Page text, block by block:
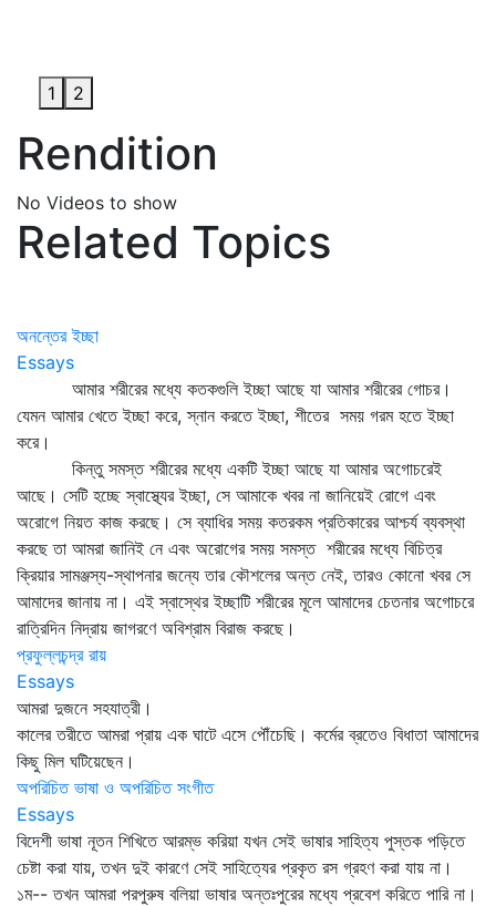
1 2
Rendition
No Videos to show
Related Topics
অনন্তের ইচ্ছা
Essays
আমার শরীরের মধ্যে কতকগুলি ইচ্ছা আছে যা আমার শরীরের গোচর।
যেমন আমার খেতে ইচ্ছা করে, স্নান করতে ইচ্ছা, শীতের সময় গরম হতে ইচ্ছা
করে।
কিন্তু সমস্ত শরীরের মধ্যে একটি ইচ্ছা আছে যা আমার অগোচরেই
আছে। সেটি হচ্ছে স্বাস্থ্যের ইচ্ছা, সে আমাকে খবর না জানিয়েই রোগে এবং
অরোগে নিয়ত কাজ করছে। সে ব্যাধির সময় কতরকম প্রতিকারের আশ্চর্য ব্যবস্থা
করছে তা আমরা জানিই নে এবং অরোগের সময় সমস্ত শরীরের মধ্যে বিচিত্র
ক্রিয়ার সামঞ্জস্য-স্থাপনার জন্যে তার কৌশলের অন্ত নেই, তারও কোনো খবর সে
আমাদের জানায় না। এই স্বাস্থের ইচ্ছাটি শরীরের মূলে আমাদের চেতনার অগোচরে
রাত্রিদিন নিদ্রায় জাগরণে অবিশ্রাম বিরাজ করছে।
প্রফুল্লচন্দ্র রায়
Essays
আমরা দুজনে সহযাত্রী।
কালের তরীতে আমরা প্রায় এক ঘাটে এসে পৌঁচেছি। কর্মের ব্রতেও বিধাতা আমাদের
কিছু মিল ঘটিয়েছেন।
অপরিচিত ভাষা ও অপরিচিত সংগীত
Essays
বিদেশী ভাষা নূতন শিখিতে আরম্ভ করিয়া যখন সেই ভাষার সাহিত্য পুস্তক পড়িতে
চেষ্টা করা যায়, তখন দুই কারণে সেই সাহিত্যের প্রকৃত রস গ্রহণ করা যায় না।
১ম-- তখন আমরা পরপুরুষ বলিয়া ভাষার অন্তঃপুরের মধ্যে প্রবেশ করিতে পারি না।